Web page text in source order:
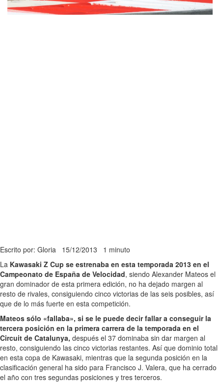
Escrito por: Gloria 15/12/2013 1 minuto
La Kawasaki Z Cup se estrenaba en esta temporada 2013 en el
Campeonato de España de Velocidad, siendo Alexander Mateos el
gran dominador de esta primera edición, no ha dejado margen al
resto de rivales, consiguiendo cinco victorias de las seis posibles, así
que de lo más fuerte en esta competición.
Mateos sólo «fallaba», si se le puede decir fallar a conseguir la
tercera posición en la primera carrera de la temporada en el
Circuit de Catalunya, después el 37 dominaba sin dar margen al
resto, consiguiendo las cinco victorias restantes. Así que dominio total
en esta copa de Kawasaki, mientras que la segunda posición en la
clasificación general ha sido para Francisco J. Valera, que ha cerrado
el año con tres segundas posiciones y tres terceros.